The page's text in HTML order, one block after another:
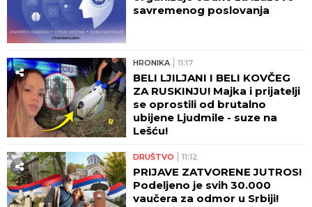
savremenog poslovanja
HRONIKA 11:17
BELI LJILJANI I BELI KOVČEG
ZA RUSKINJU! Majka i prijatelji
se oprostili od brutalno
ubijene Ljudmile - suze na
Lešću!
DRUŠTVO 11:12
PRIJAVE ZATVORENE JUTROS!
Podeljeno je svih 30.000
vaučera za odmor u Srbiji!